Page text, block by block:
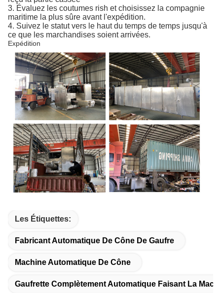
3. Évaluez les coutumes rish et choisissez la compagnie
maritime la plus sûre avant l'expédition.
4. Suivez le statut vers le haut du temps de temps jusqu'à
ce que les marchandises soient arrivées.
Expédition
Les Étiquettes:
Fabricant Automatique De Cône De Gaufre
Machine Automatique De Cône
Gaufrette Complètement Automatique Faisant La